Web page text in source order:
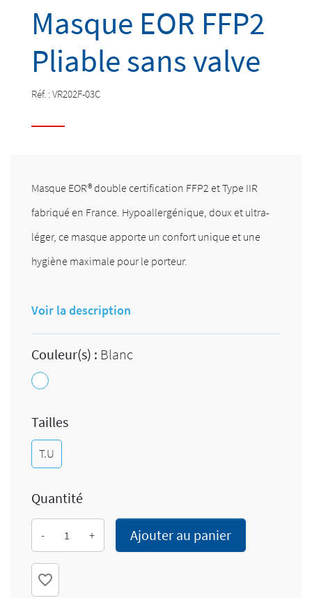
Masque EOR FFP2
Pliable sans valve
Réf. :VR202F-03C
Masque EOR® double certification FFP2 et Type IIR
fabriqué en France. Hypoallergénique, doux et ultra-
léger, ce masque apporte un confort unique et une
hygiène maximale pour le porteur.
Voir la description
Couleur(s) : Blanc
Blanc
Tailles
T.U
Quantité
- + Ajouter au panier
favorite_border